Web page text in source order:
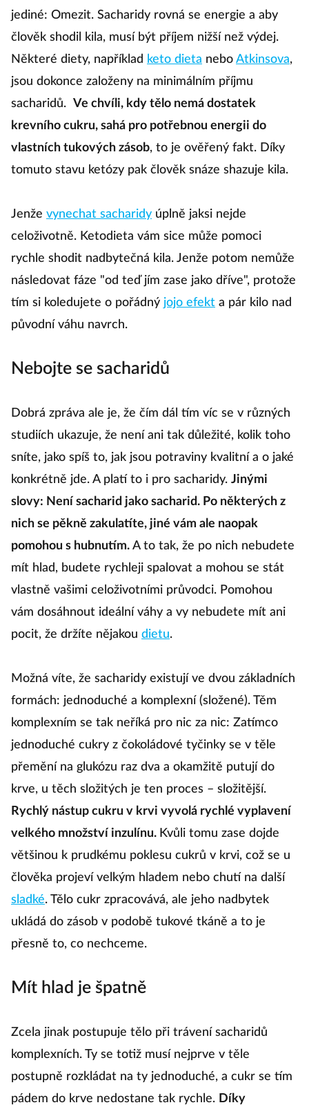
jediné: Omezit. Sacharidy rovná se energie a aby
člověk shodil kila, musí být příjem nižší než výdej.
Některé diety, například keto dieta nebo Atkinsova,
jsou dokonce založeny na minimálním příjmu
sacharidů. Ve chvíli, kdy tělo nemá dostatek
krevního cukru, sahá pro potřebnou energii do
vlastních tukových zásob, to je ověřený fakt. Díky
tomuto stavu ketózy pak člověk snáze shazuje kila.
Jenže vynechat sacharidy úplně jaksi nejde
celoživotně. Ketodieta vám sice může pomoci
rychle shodit nadbytečná kila. Jenže potom nemůže
následovat fáze "od teď jím zase jako dříve", protože
tím si koledujete o pořádný jojo efekt a pár kilo nad
původní váhu navrch.
Nebojte se sacharidů
Dobrá zpráva ale je, že čím dál tím víc se v různých
studiích ukazuje, že není ani tak důležité, kolik toho
sníte, jako spíš to, jak jsou potraviny kvalitní a o jaké
konkrétně jde. A platí to i pro sacharidy. Jinými
slovy: Není sacharid jako sacharid. Po některých z
nich se pěkně zakulatíte, jiné vám ale naopak
pomohou s hubnutím. A to tak, že po nich nebudete
mít hlad, budete rychleji spalovat a mohou se stát
vlastně vašimi celoživotními průvodci. Pomohou
vám dosáhnout ideální váhy a vy nebudete mít ani
pocit, že držíte nějakou dietu.
Možná víte, že sacharidy existují ve dvou základních
formách: jednoduché a komplexní (složené). Těm
komplexním se tak neříká pro nic za nic: Zatímco
jednoduché cukry z čokoládové tyčinky se v těle
přemění na glukózu raz dva a okamžitě putují do
krve, u těch složitých je ten proces – složitější.
Rychlý nástup cukru v krvi vyvolá rychlé vyplavení
velkého množství inzulínu. Kvůli tomu zase dojde
většinou k prudkému poklesu cukrů v krvi, což se u
člověka projeví velkým hladem nebo chutí na další
sladké. Tělo cukr zpracovává, ale jeho nadbytek
ukládá do zásob v podobě tukové tkáně a to je
přesně to, co nechceme.
Mít hlad je špatně
Zcela jinak postupuje tělo při trávení sacharidů
komplexních. Ty se totiž musí nejprve v těle
postupně rozkládat na ty jednoduché, a cukr se tím
pádem do krve nedostane tak rychle. Díky